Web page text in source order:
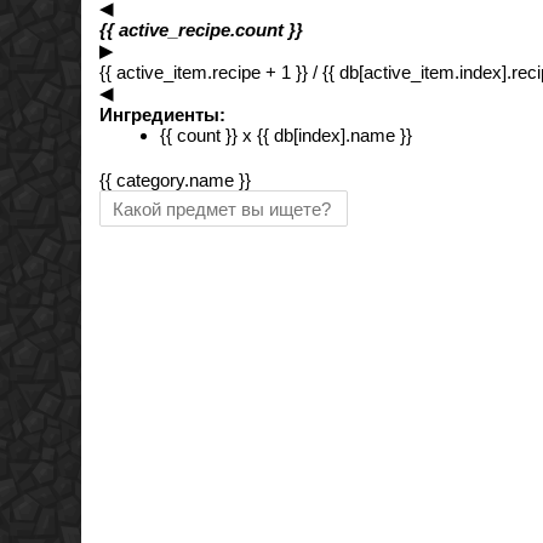
◀︎
{{ active_recipe.count }}
▶︎
{{ active_item.recipe + 1 }} / {{
◀︎
Ингредиенты:
{{ count }} x {{ db[index].name }}
{{ category.name }}